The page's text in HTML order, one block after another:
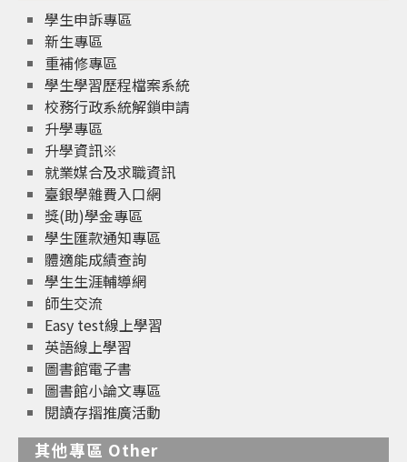
學生申訴專區
新生專區
重補修專區
學生學習歷程檔案系統
校務行政系統解鎖申請
升學專區
升學資訊※
就業媒合及求職資訊
臺銀學雜費入口網
獎(助)學金專區
學生匯款通知專區
體適能成績查詢
學生生涯輔導網
師生交流
Easy test線上學習
英語線上學習
圖書館電子書
圖書館小論文專區
閱讀存摺推廣活動
其他專區 Other